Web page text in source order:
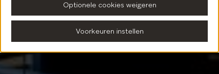
Optionele cookies weigeren
Voorkeuren instellen